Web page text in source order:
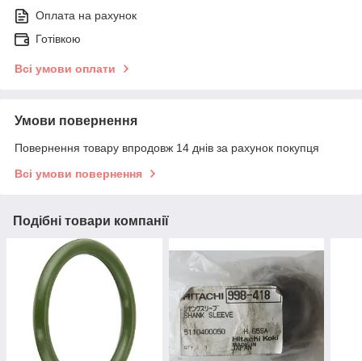
Оплата на рахунок
Готівкою
Всі умови оплати
Умови повернення
Повернення товару впродовж 14 днів за рахунок покупця
Всі умови повернення
Подібні товари компанії